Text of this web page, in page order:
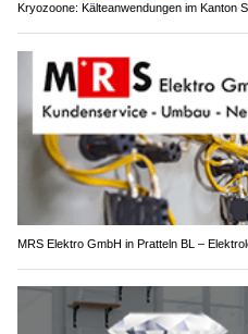
Kryozoone: Kälteanwendungen im Kanton
MRS Elektro GmbH in Pratteln BL –